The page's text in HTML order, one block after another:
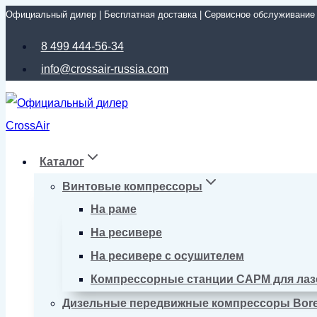
Перейти
Официальный дилер | Бесплатная доставка | Сервисное обслуживание
8 499 444-56-34
info@crossair-russia.com
Каталог
Винтовые компрессоры
На раме
На ресивере
На ресивере с осушителем
Компрессорные станции CAPM для
Дизельные передвижные компрессоры